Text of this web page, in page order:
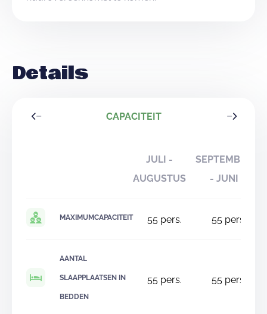
Details
CAPACITEIT
JULI -
AUGUSTUS
SEPTEMBER
- JUNI
MAXIMUMCAPACITEIT 55pers. 55 pers.
AANTAL
SLAAPPLAATSEN IN
BEDDEN
55pers. 55 pers.